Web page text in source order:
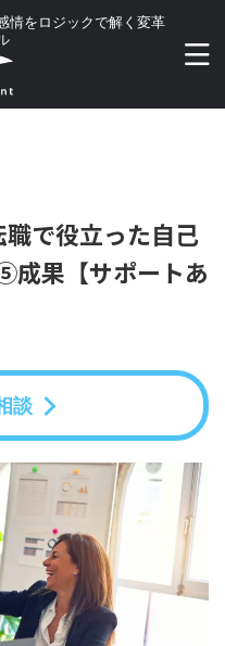
情をロジックで解く変革
で役立った自己
成果【サポートあ
談